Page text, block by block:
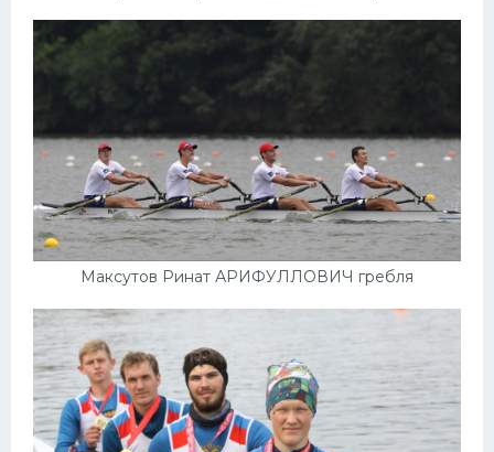
Максутов Ринат АРИФУЛЛОВИЧ гребля